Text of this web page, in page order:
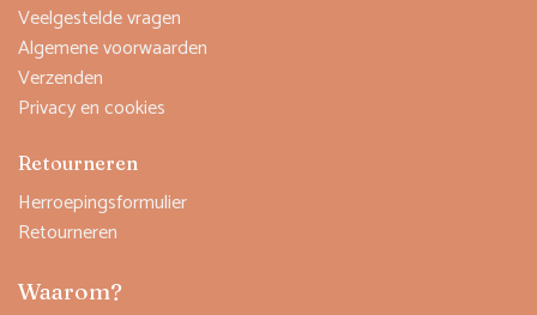
Veelgestelde vragen
Algemene voorwaarden
Verzenden
Privacy en cookies
Retourneren
Herroepingsformulier
Retourneren
Waarom?